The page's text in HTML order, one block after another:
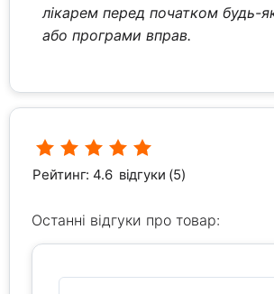
лікарем перед початком будь-
або програми вправ.
Рейтинг: 4.6 відгуки (5)
Останні відгуки про товар: